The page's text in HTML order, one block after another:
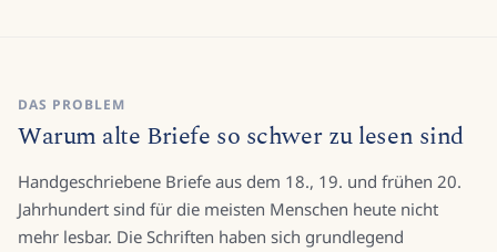
DAS PROBLEM
Warum alte Briefe so schwer zu lesen sind
Handgeschriebene Briefe aus dem 18., 19. und frühen 20.
Jahrhundert sind für die meisten Menschen heute nicht
mehr lesbar. Die Schriften haben sich grundlegend